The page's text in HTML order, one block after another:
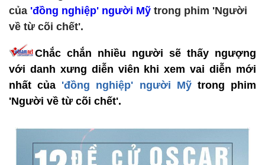
của 'đồng nghiệp' người Mỹ trong phim 'Người
về từ cõi chết'.
Chắc chắn nhiều người sẽ thấy ngượng
với danh xưng diễn viên khi xem vai diễn mới
nhất của 'đồng nghiệp' người Mỹ trong phim
'Người về từ cõi chết'.